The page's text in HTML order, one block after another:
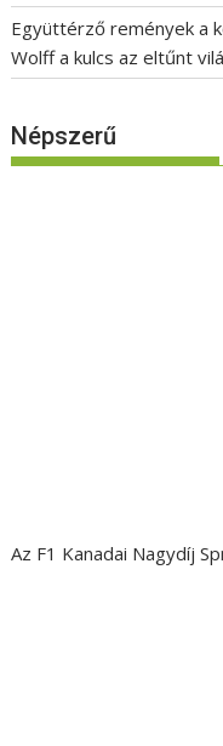
Együttérző remények a
Wolff a kulcs az eltűnt
Népszerű
Az F1 Kanadai Nagydíj